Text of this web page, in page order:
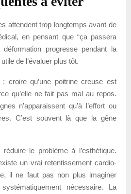
attendent trop longtemps avant de
en pensant que “ça passera
progresse pendant la
de l’évaluer plus tôt.
croire qu’une poitrine creuse est
qu’elle ne fait pas mal au repos.
n’apparaissent qu’à l’effort ou
C’est souvent là que la gêne
le problème à l’esthétique.
un vrai retentissement cardio-
il ne faut pas non plus imaginer
nécessaire. La